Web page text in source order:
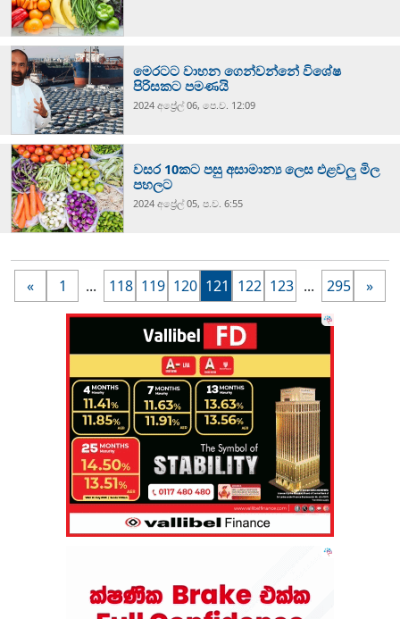
මෙරටට වාහන ගෙන්වන්නේ විශේෂ
පිරිසකට පමණයි
2024 අප්‍රේල් 06, පෙ.ව. 12:09
වසර 10කට පසු අසාමාන්‍ය ලෙස එළවලු මිල
පහලට
2024 අප්‍රේල් 05, ප.ව. 6:55
« 1 ... 118 119 120 121 122 123 ... 295 »